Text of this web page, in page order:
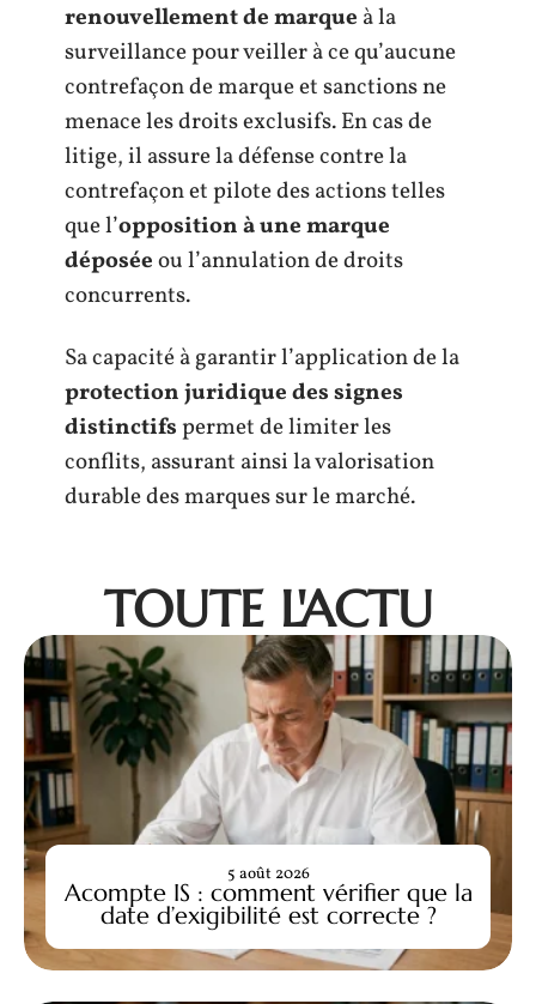
renouvellement de marque à la
surveillance pour veiller à ce qu’aucune
contrefaçon de marque et sanctions ne
menace les droits exclusifs. En cas de
litige, il assure la défense contre la
contrefaçon et pilote des actions telles
que l’opposition à une marque
déposéeou l’annulation de droits
concurrents.
Sa capacité à garantir l’application de la
protection juridique des signes
distinctifspermet de limiter les
conflits, assurant ainsi la valorisation
durable des marques sur le marché.
TOUTE L'ACTU
Acompte IS : comment vérifier que la
date d’exigibilité est correcte ?
5 août 2026